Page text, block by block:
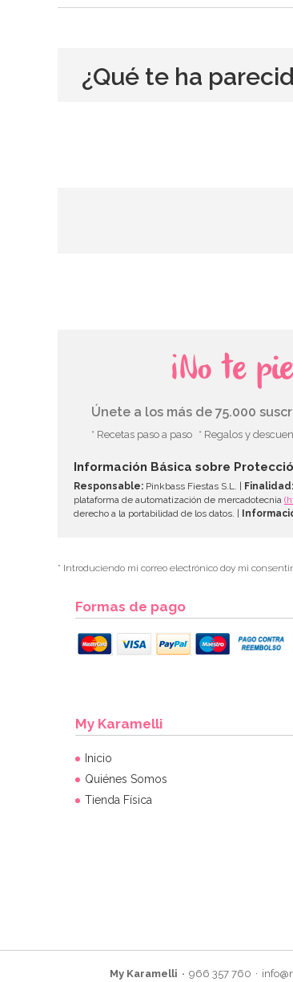
¿Qué te ha
¡No te
Únete a los más de 75.000
* Recetas paso a paso * Regalos y
Información Básica sobre
Responsable: Pinkbass Fiestas S.L. | Finalidad:
plataforma de automatización de mercadotecnia
derecho a la portabilidad de los datos. |
* Introduciendo mi correo electrónico doy mi
Formas de pago
My Karamelli
Inicio
Quiénes Somos
Tienda Física
My Karamelli 966 357 760